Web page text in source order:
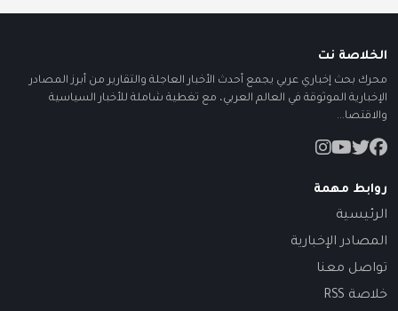
الخلاصة نت
محرك بحث إخباري عربي يجمع أحدث الأخبار العاجلة والتقارير من أبرز المصادر
الإخبارية الموثوقة في العالم العربي، مع تغطية شاملة للأخبار السياسية
والاقتصا...
روابط مهمة
الرئيسية
المصادر الإخبارية
تواصل معنا
خلاصة RSS